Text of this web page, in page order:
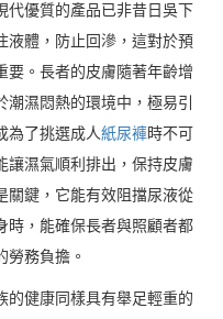
代優質的產品已非昔日吳下
液體，防止回滲，這對於預
要。長者的皮膚隨著年齡增
濕悶熱的環境中，極易引
為了挑選成人紙尿褲時不可
讓濕氣順利排出，保持皮膚
關鍵，它能有效阻擋尿液從
時，能確保長者與照顧者都
勞務負擔。
的健康同樣具有舉足輕重的